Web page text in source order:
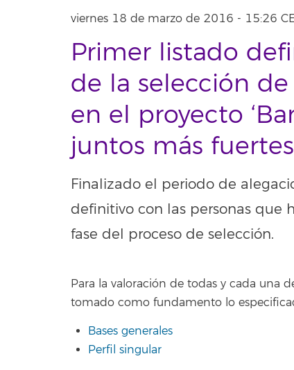
viernes 18 de marzo de 2016 - 15:26
Primer listado
de la selección
en el proyecto
juntos más
Finalizado el periodo de
definitivo con las personas que
fase del proceso de selección.
Para la valoración de todas y cada una
tomado como fundamento lo
Bases generales
Perfil singular